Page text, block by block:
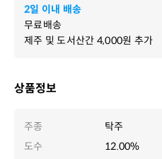
상품정보
주종
탁주
도수
12.00%
2일 이내 배송
무료배송
제주 및 도서산간 4,000원 추가